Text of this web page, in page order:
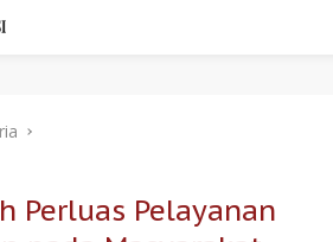
Perluas Pelayanan